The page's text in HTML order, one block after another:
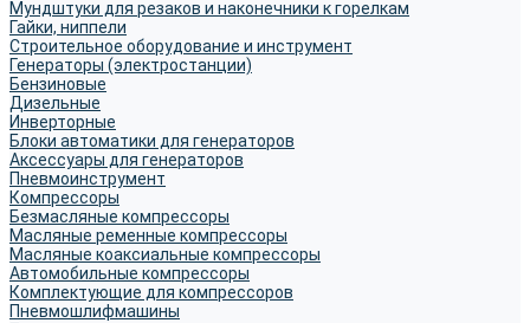
Мундштуки для резаков и наконечники к горелкам
Гайки, ниппели
Строительное оборудование и инструмент
Генераторы (электростанции)
Бензиновые
Дизельные
Инверторные
Блоки автоматики для генераторов
Аксессуары для генераторов
Пневмоинструмент
Компрессоры
Безмасляные компрессоры
Масляные ременные компрессоры
Масляные коаксиальные компрессоры
Автомобильные компрессоры
Комплектующие для компрессоров
Пневмошлифмашины